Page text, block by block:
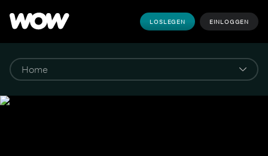
LOSLEGEN EINLOGGEN